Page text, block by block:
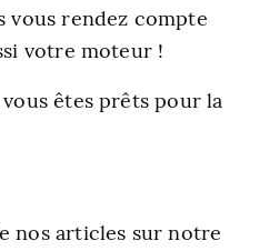
vous rendez compte
votre moteur !
êtes prêts pour la
nos articles sur notre